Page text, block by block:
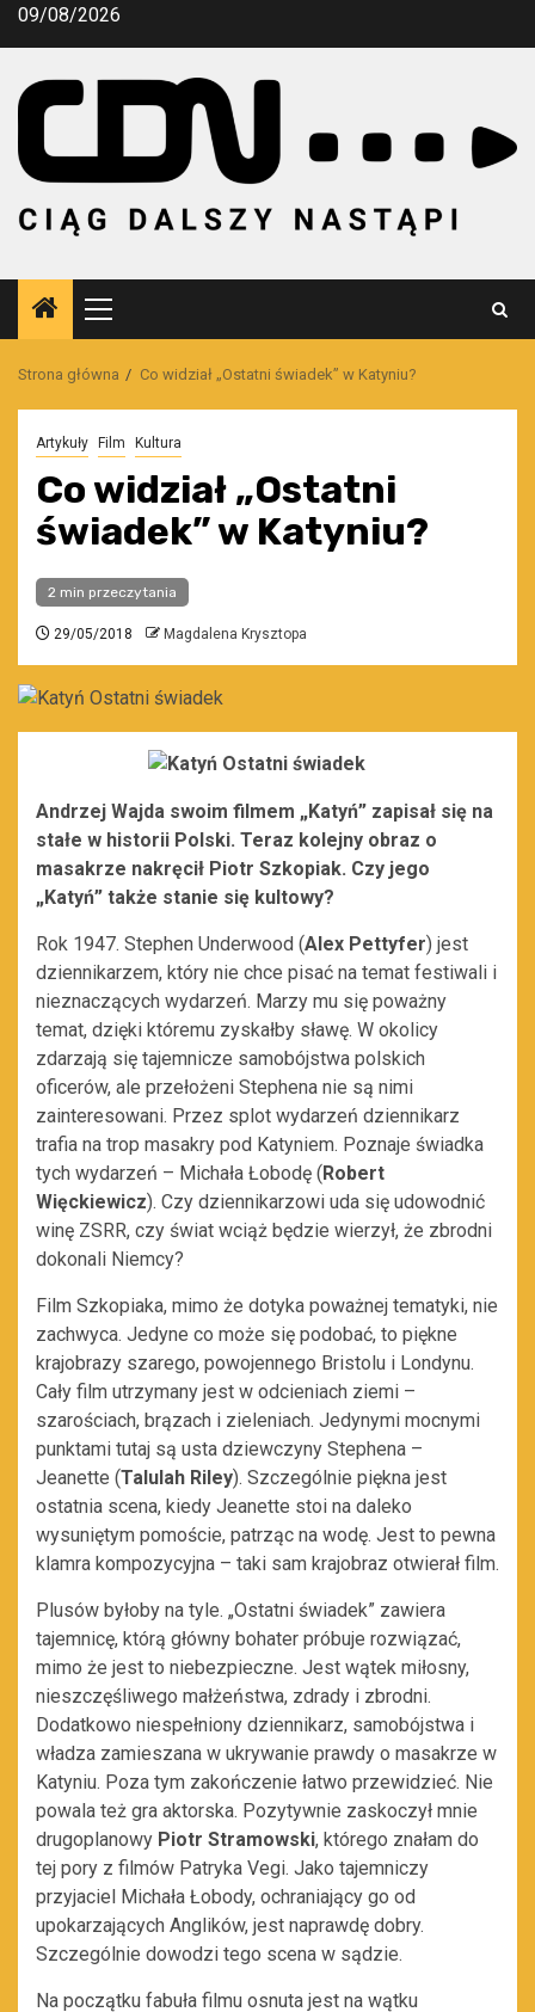
Przejdź
09/08/2026
Menu
główne
Strona główna Co widział „Ostatni świadek” w Katyniu?
Artykuły Film Kultura
Co widział „Ostatni
świadek” w Katyniu?
2 min przeczytania
29/05/2018 Magdalena Krysztopa
Andrzej Wajda swoim filmem „Katyń” zapisał się na
stałe w historii Polski. Teraz kolejny obraz o
masakrze nakręcił Piotr Szkopiak. Czy jego
„Katyń” także stanie się kultowy?
Rok 1947. Stephen Underwood (Alex Pettyfer) jest
dziennikarzem, który nie chce pisać na temat festiwali i
nieznaczących wydarzeń. Marzy mu się poważny
temat, dzięki któremu zyskałby sławę. W okolicy
zdarzają się tajemnicze samobójstwa polskich
oficerów, ale przełożeni Stephena nie są nimi
zainteresowani. Przez splot wydarzeń dziennikarz
trafia na trop masakry pod Katyniem. Poznaje świadka
tych wydarzeń – Michała Łobodę ( Robert
Więckiewicz). Czy dziennikarzowi uda się udowodnić
winę ZSRR, czy świat wciąż będzie wierzył, że zbrodni
dokonali Niemcy?
Film Szkopiaka, mimo że dotyka poważnej tematyki, nie
zachwyca. Jedyne co może się podobać, to piękne
krajobrazy szarego, powojennego Bristolu i Londynu.
Cały film utrzymany jest w odcieniach ziemi –
szarościach, brązach i zieleniach. Jedynymi mocnymi
punktami tutaj są usta dziewczyny Stephena –
Jeanette (Talulah Riley). Szczególnie piękna jest
ostatnia scena, kiedy Jeanette stoi na daleko
wysuniętym pomoście, patrząc na wodę. Jest to pewna
klamra kompozycyjna – taki sam krajobraz otwierał film.
Plusów byłoby na tyle. „Ostatni świadek” zawiera
tajemnicę, którą główny bohater próbuje rozwiązać,
mimo że jest to niebezpieczne. Jest wątek miłosny,
nieszczęśliwego małżeństwa, zdrady i zbrodni.
Dodatkowo niespełniony dziennikarz, samobójstwa i
władza zamieszana w ukrywanie prawdy o masakrze w
Katyniu. Poza tym zakończenie łatwo przewidzieć. Nie
powala też gra aktorska. Pozytywnie zaskoczył mnie
drugoplanowy Piotr Stramowski, którego znałam do
tej pory z filmów Patryka Vegi. Jako tajemniczy
przyjaciel Michała Łobody, ochraniający go od
upokarzających Anglików, jest naprawdę dobry.
Szczególnie dowodzi tego scena w sądzie.
Na początku fabuła filmu osnuta jest na wątku